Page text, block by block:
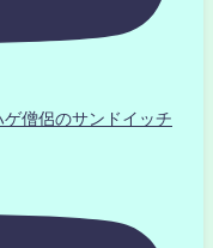
僧侶のサンドイッチ